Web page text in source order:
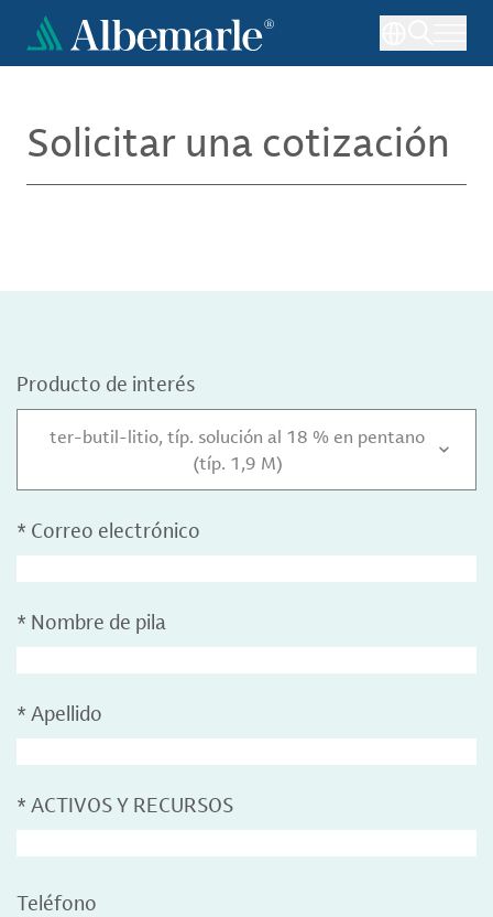
Pasar
contenido
Solicitar una cotización
Producto de interés
ter-butil-litio, típ. solución al 18 % en pentano
(típ. 1,9 M)
* Correo electrónico
* Nombre de pila
* Apellido
* ACTIVOS Y RECURSOS
Teléfono